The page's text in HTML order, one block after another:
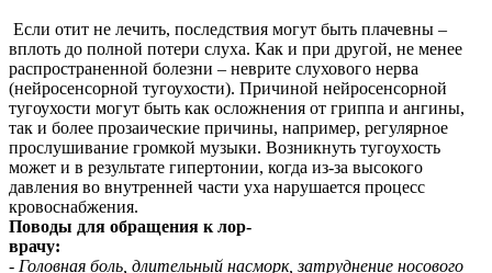
Если отит не лечить, последствия могут быть плачевны –
вплоть до полной потери слуха. Как и при другой, не менее
распространенной болезни – неврите слухового нерва
(нейросенсорной тугоухости). Причиной нейросенсорной
тугоухости могут быть как осложнения от гриппа и ангины,
так и более прозаические причины, например, регулярное
прослушивание громкой музыки. Возникнуть тугоухость
может и в результате гипертонии, когда из-за высокого
давления во внутренней части уха нарушается процесс
Поводы для обращения к лор-
- Головная боль, длительный насморк, затруднение носового